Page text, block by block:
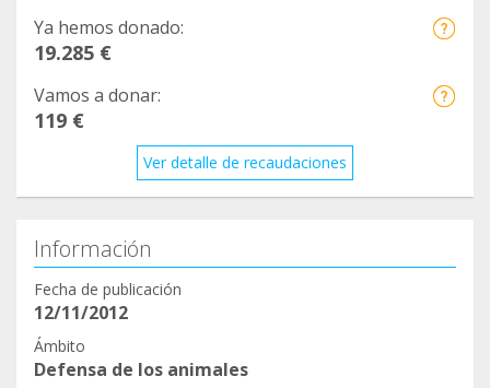
Gracias a todos
Ya hemos donado:
19.285 €
Vamos a donar:
119 €
Ver detalle de recaudaciones
Información
Fecha de publicación
12/11/2012
Ámbito
Defensa de los animales